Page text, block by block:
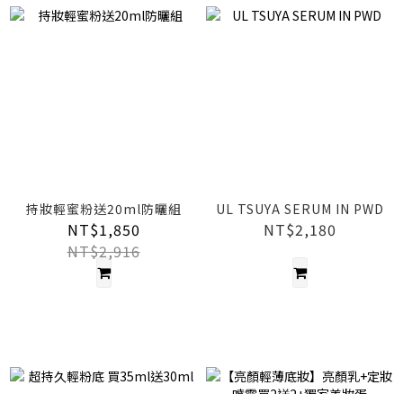
持妝輕蜜粉送20ml防曬組
NT$1,850
NT$2,916
UL TSUYA SERUM IN PWD
NT$2,180